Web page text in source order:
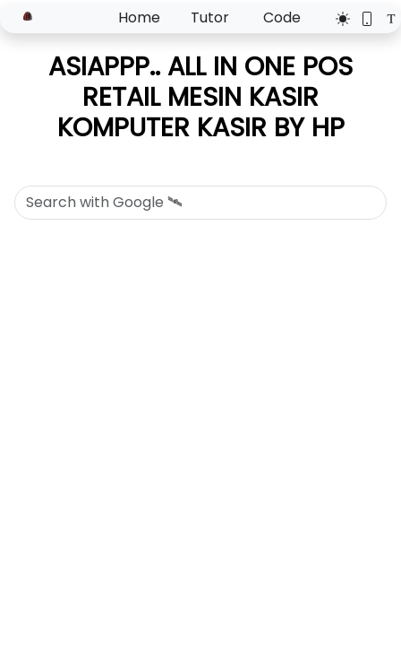
Home Tutor Code
ASIAPPP.. ALL IN ONE POS
RETAIL MESIN KASIR
KOMPUTER KASIR BY HP